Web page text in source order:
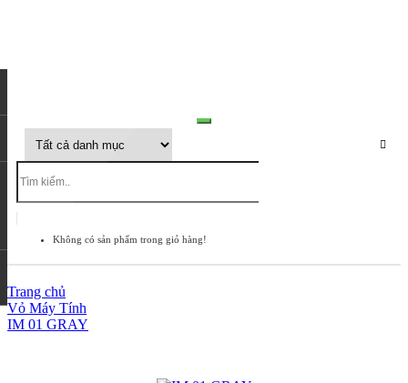
Không có sản phẩm trong giỏ hàng!
Trang chủ
Vỏ Máy Tính
IM 01 GRAY